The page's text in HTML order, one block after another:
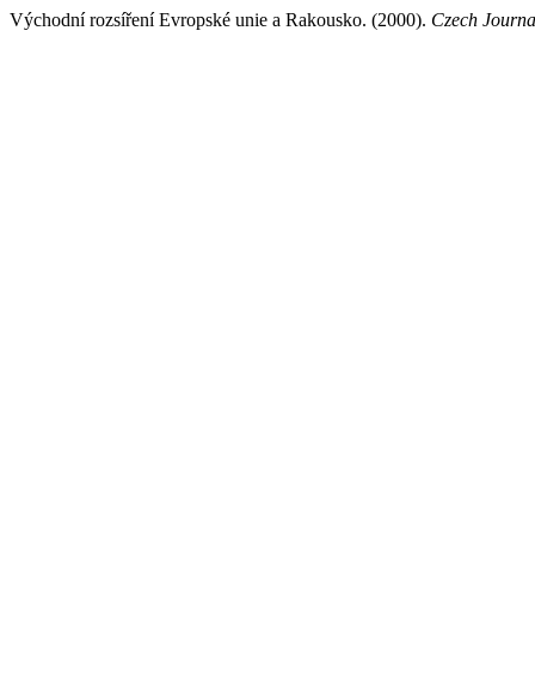
Východní rozsíření Evropské unie a Rakousko. (2000). Czech